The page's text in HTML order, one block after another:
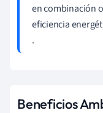
en combinación
eficiencia
.
Beneficios